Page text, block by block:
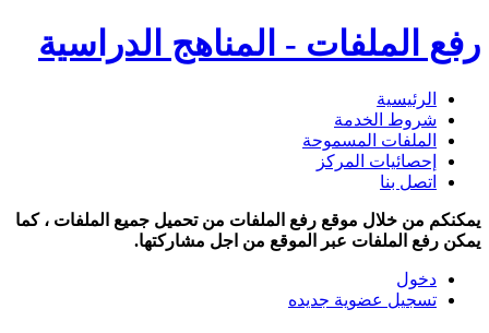
رفع الملفات - المناهج الدراسية
الرئيسية
شروط الخدمة
الملفات المسموحة
إحصائيات المركز
اتصل بنا
يمكنكم من خلال موقع رفع الملفات من تحميل جميع الملفات ، كما
يمكن رفع الملفات عبر الموقع من اجل مشاركتها.
دخول
تسجيل عضوية جديده